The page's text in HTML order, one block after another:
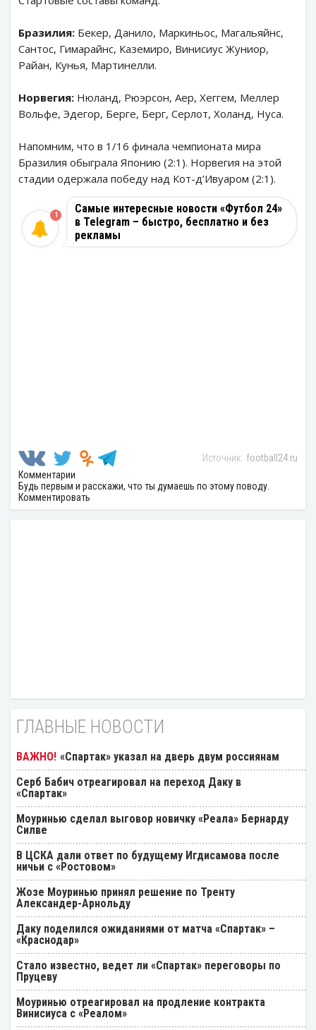
Бразилия: Бекер, Данило, Маркиньос, Магальяйнс,
Сантос, Гимарайнс, Каземиро, Винисиус Жуниор,
Райан, Кунья, Мартинелли.
Норвегия: Нюланд, Рюэрсон, Аер, Хеггем, Меллер
Вольфе, Эдегор, Берге, Берг, Серлот, Холанд, Нуса.
Напомним, что в 1/16 финала чемпионата мира
Бразилия обыграла Японию (2:1). Норвегия на этой
стадии одержала победу над Кот-д’Ивуаром (2:1).
Самые интересные новости «Футбол 24»
в Telegram – быстро, бесплатно и без
рекламы
1
football24.ru
Комментарии
Будь первым и расскажи, что ты думаешь по этому поводу.
Комментировать
ГЛАВНЫЕ НОВОСТИ
«Спартак» указал на дверь двум россиянам
Серб Бабич отреагировал на переход Даку в
«Спартак»
Моуринью сделал выговор новичку «Реала» Бернарду
Силве
В ЦСКА дали ответ по будущему Игдисамова после
ничьи с «Ростовом»
Жозе Моуринью принял решение по Тренту
Александер-Арнольду
Даку поделился ожиданиями от матча «Спартак» –
«Краснодар»
Стало известно, ведет ли «Спартак» переговоры по
Пруцеву
Моуринью отреагировал на продление контракта
Винисиуса с «Реалом»